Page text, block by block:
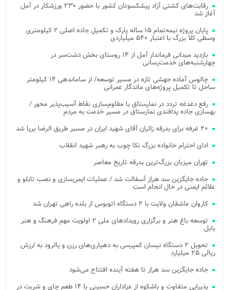
رقابت‌های کشتی آزاد پیشکسوتان کشور با حضور ۲۳۰ ورزشکار در آمل
آغاز شد
پایان پروژه نیمه‌تمام ۱۵ ساله پارک و تکمیل جاده اصلی ۲ کیلومتری
وسطی کلا بزرگ با اعتبار ۵۴۰ میلیاردی
بازدید میدانی فرماندار آمل از ۱۴ روستای بخش دشت‌سر در
چهارشنبه‌های خدمت‌رسانی
چالوس آماده جهشی تازه در مسیر توسعه/ از ساماندهی ۱۴ کیلومتر
ساحل تا تکمیل پروژه‌های ماندگار عمرانی
رفع دغدغه تردد در نمارستاق با مقاوم‌سازی نقاط آسیب‌پذیر محور /
بهسازی جاده پدافندی نمارستاق در مسیر خدمت به مردم
۲۰ غرفه برای بدرقه زائران آقای شهید ایران در مسیر طریق الرضا برپا شد
ادای احترام خانواده بزرگ نکا چوب به رهبر شهید انقلاب
تهران میزبان بزرگ‌ترین بدرقه تاریخ معاصر
جاده جایگزین سد هراز آسفالت شد / عملیات ایمن‌سازی و نصب تابلو و
علائم ایمنی در حال انجام است
کاروان عاشقان ولایت با ۲ دستگاه اتوبوس از بلده راهی تهران شد
توسعه باغ هنر و برگزاری رویدادهای ملی ۲ اولویت مهم فرهنگ و هنر
بابل
تحویل ۲ دستگاه نیسان کمپرسی به دهیاری‌های رزن و یالرود به ارزش
ریالی ۲۵ میلیارد
جاده جایگزین سد هراز تا هفته آینده افتتاح می‌شود
پذیرایی متفاوت و باشکوه از عزاداران حسینی با ۱۴ طعم چای و شربت در